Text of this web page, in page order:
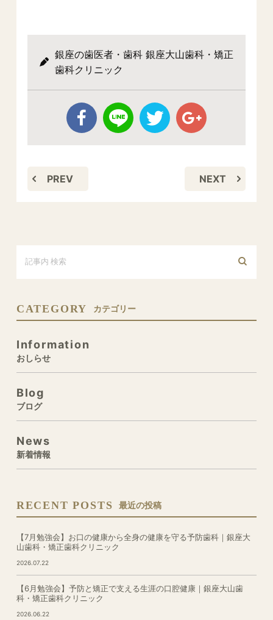
銀座の歯医者・歯科 銀座大山歯科・矯正
歯科クリニック
PREV NEXT
CATEGORY カテゴリー
Information
おしらせ
Blog
ブログ
News
新着情報
RECENT POSTS 最近の投稿
【7月勉強会】お口の健康から全身の健康を守る予防歯科｜銀座大
山歯科・矯正歯科クリニック
2026.07.22
【6月勉強会】予防と矯正で支える生涯の口腔健康｜銀座大山歯
科・矯正歯科クリニック
2026.06.22